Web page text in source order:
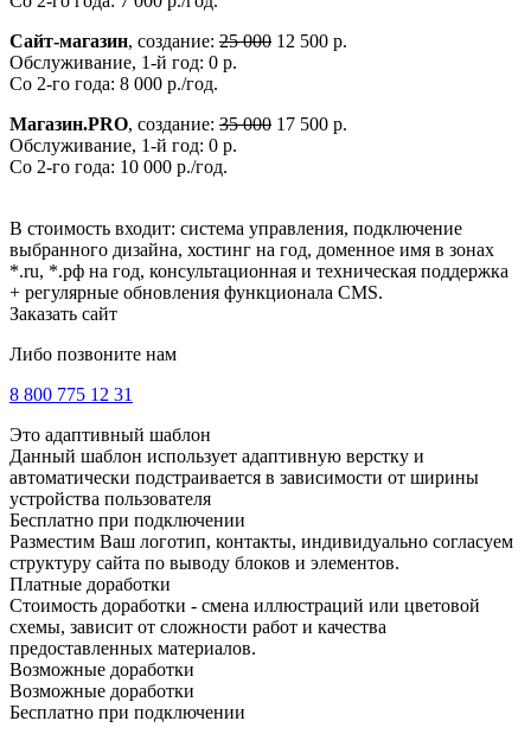
Сайт-магазин, создание: 25 000 12 500 р.
Обслуживание, 1-й год: 0 р.
Со 2-го года: 8 000 р./год.
Магазин.PRO, создание: 35 000 17 500 р.
Обслуживание, 1-й год: 0 р.
Со 2-го года: 10 000 р./год.
В стоимость входит: система управления, подключение
выбранного дизайна, хостинг на год, доменное имя в зонах
*.ru, *.рф на год, консультационная и техническая поддержка
+ регулярные обновления функционала CMS.
Заказать сайт
Либо позвоните нам
8 800 775 12 31
Это адаптивный шаблон
Данный шаблон использует адаптивную верстку и
автоматически подстраивается в зависимости от ширины
устройства пользователя
Бесплатно при подключении
Разместим Ваш логотип, контакты, индивидуально согласуем
структуру сайта по выводу блоков и элементов.
Платные доработки
Стоимость доработки - смена иллюстраций или цветовой
схемы, зависит от сложности работ и качества
предоставленных материалов.
Возможные доработки
Возможные доработки
Бесплатно при подключении